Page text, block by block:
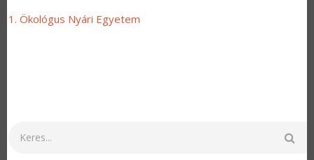
1. Ökológus Nyári Egyetem